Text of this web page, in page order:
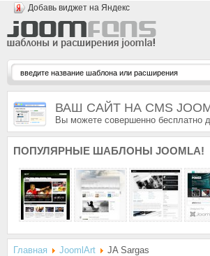
Добавь виджет на Яндекс
ВАШ САЙТ НА CMS
Вы можете совершенно бесплатно
ПОПУЛЯРНЫЕ ШАБЛОНЫ JOOMLA!
Главная JoomlArt JA Sargas